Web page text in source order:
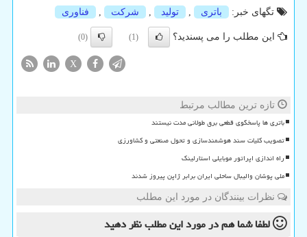
تگهای خبر: باتری تولید شركت فناوری
این مطلب را می پسندید؟ (1)
(0)
X
تازه ترین مطالب مرتبط
باتری ها پاسخگوی قطعی برق طولانی مدت نیستند
تصویب کلیات سند هوشمندسازی و تحول صنعتی و کشاورزی
راه اندازی اپراتور موبایلی استارلینک
ملی پوشان والیبال ساحلی ایران برابر ژاپن پیروز شدند
نظرات بینندگان در مورد این مطلب
لطفا شما همدر مورد این مطلبنظر دهید